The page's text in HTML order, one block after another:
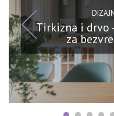
Tirkizna i drvo
za